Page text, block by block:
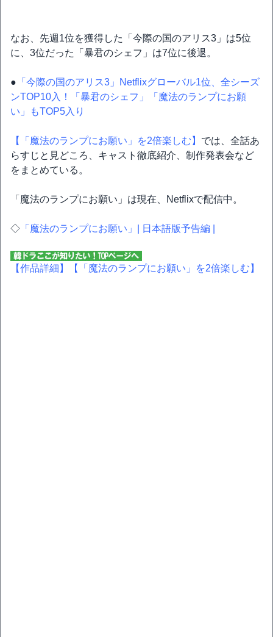
なお、先週1位を獲得した「今際の国のアリス3」は5位
に、3位だった「暴君のシェフ」は7位に後退。
● 「今際の国のアリス3」Netflixグローバル1位、全シーズ
ンTOP10入！「暴君のシェフ」「魔法のランプにお願
い」もTOP5入り
【「魔法のランプにお願い」を2倍楽しむ】 では、全話あ
らすじと見どころ、キャスト徹底紹介、制作発表会など
をまとめている。
「魔法のランプにお願い」は現在、Netflixで配信中。
◇ 「魔法のランプにお願い」| 日本語版予告編 |
【作品詳細】 【「魔法のランプにお願い」を2倍楽しむ】